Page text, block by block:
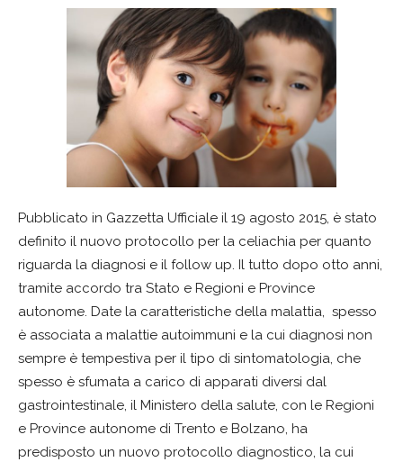
Pubblicato in Gazzetta Ufficiale il 19 agosto 2015, è stato
definito il nuovo protocollo per la celiachia per quanto
riguarda la diagnosi e il follow up. Il tutto dopo otto anni,
tramite accordo tra Stato e Regioni e Province
autonome. Date la caratteristiche della malattia, spesso
è associata a malattie autoimmuni e la cui diagnosi non
sempre è tempestiva per il tipo di sintomatologia, che
spesso è sfumata a carico di apparati diversi dal
gastrointestinale, il Ministero della salute, con le Regioni
e Province autonome di Trento e Bolzano, ha
predisposto un nuovo protocollo diagnostico, la cui